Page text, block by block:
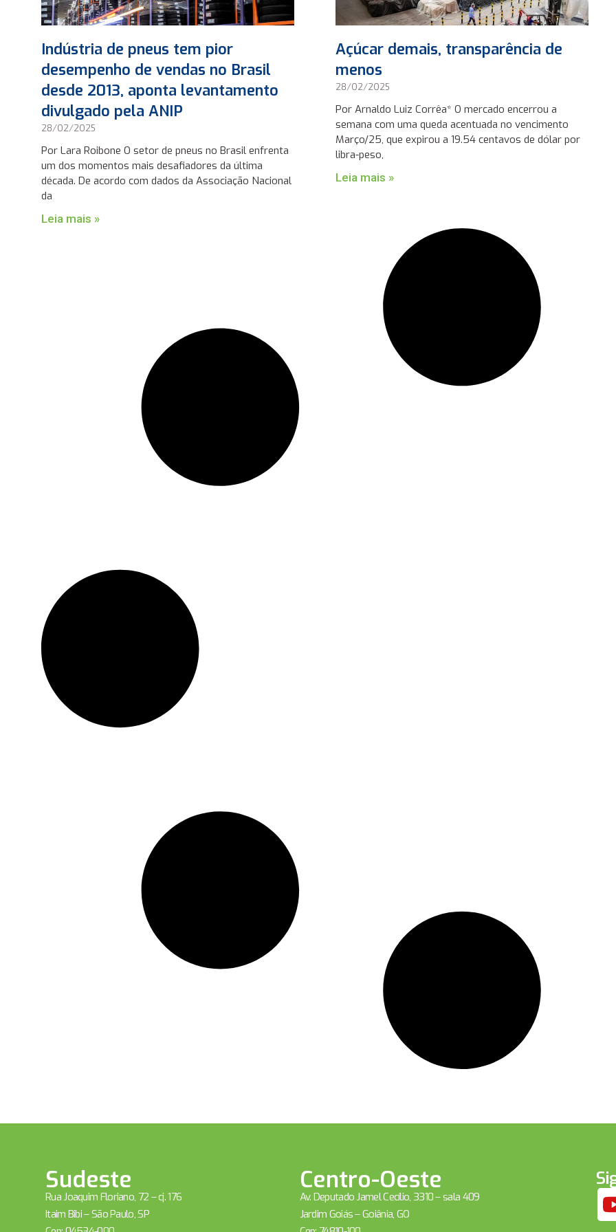
Indústria de pneus tem pior
desempenho de vendas no Brasil
desde 2013, aponta levantamento
divulgado pela ANIP
28/02/2025
Por Lara Roibone O setor de pneus no Brasil enfrenta
um dos momentos mais desafiadores da última
década. De acordo com dados da Associação Nacional
da
Leia mais »
Açúcar demais, transparência de
menos
28/02/2025
Por Arnaldo Luiz Corrêa* O mercado encerrou a
semana com uma queda acentuada no vencimento
Março/25, que expirou a 19.54 centavos de dólar por
libra-peso,
Leia mais »
Sudeste
Rua Joaquim Floriano, 72 – cj. 176
Itaim Bibi – São Paulo, SP
Centro-Oeste
Av. Deputado Jamel Cecílio, 3310 – sala 409
Jardim Goiás – Goiânia, GO